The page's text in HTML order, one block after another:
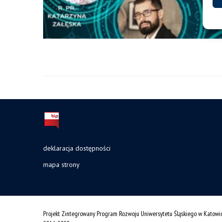
deklaracja dostępności
mapa strony
Projekt Zintegrowany Program Rozwoju Uniwersytetu Śląskiego w